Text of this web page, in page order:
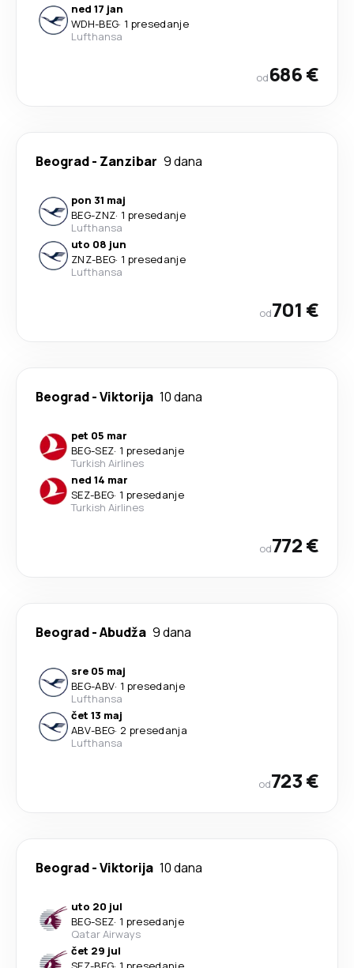
ned 17 jan
WDH-BEG· 1 presedanje
Lufthansa
od686 €
Beograd- Zanzibar 9 dana
pon 31 maj
BEG-ZNZ· 1 presedanje
Lufthansa
uto 08 jun
ZNZ-BEG· 1 presedanje
Lufthansa
od701 €
Beograd-Viktorija 10 dana
pet 05 mar
BEG-SEZ· 1 presedanje
Turkish Airlines
ned 14 mar
SEZ-BEG· 1 presedanje
Turkish Airlines
od772 €
Beograd-Abudža 9 dana
sre 05 maj
BEG-ABV· 1 presedanje
Lufthansa
čet 13 maj
ABV-BEG· 2 presedanja
Lufthansa
od723 €
Beograd-Viktorija 10 dana
uto 20 jul
BEG-SEZ· 1 presedanje
Qatar Airways
čet 29 jul